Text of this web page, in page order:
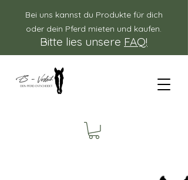
Bei uns kannst du Produkte für dich
oder dein Pferd mieten und kaufen.
Bitte lies unsere FAQ!